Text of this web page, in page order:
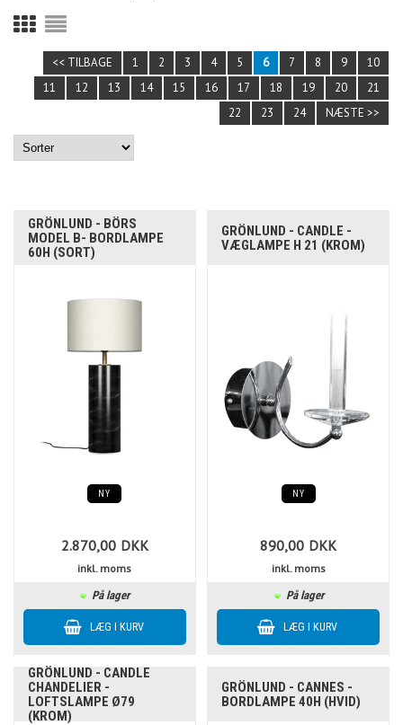
<< TILBAGE 1 2 3 4 5 6 7 8 9
10
11
12 13 14 15 16 17 18 19 20
21
22
23 24 NÆSTE >>
GRÖNLUND - BÖRS
MODEL B- BORDLAMPE
60H (SORT)
NY
2.870,00 DKK
inkl. moms
På lager
GRÖNLUND - CANDLE -
VÆGLAMPE H 21 (KROM)
NY
890,00 DKK
inkl. moms
På lager
GRÖNLUND - CANDLE
CHANDELIER -
LOFTSLAMPE Ø79
(KROM)
GRÖNLUND - CANNES -
BORDLAMPE 40H (HVID)